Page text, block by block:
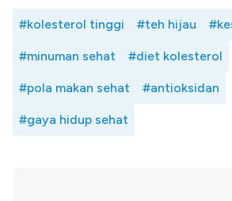
#kolesterol tinggi #teh hijau
#minuman sehat #diet kolesterol
#pola makan sehat #antioksidan
#gaya hidup sehat